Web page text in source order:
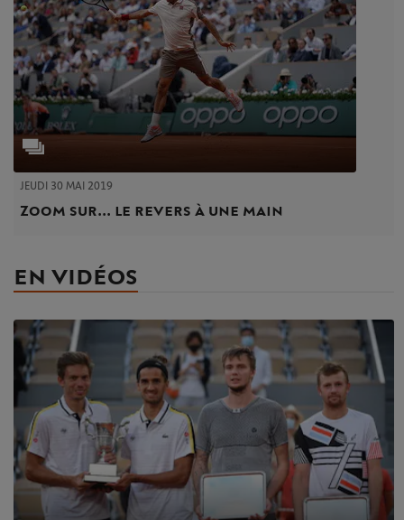
JEUDI 30 MAI 2019
Zoom sur... le revers à une main
EN VIDÉOS